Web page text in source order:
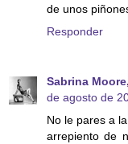
de unos
Responder
Sabrina
de agosto de
No le pares a
arrepiento de